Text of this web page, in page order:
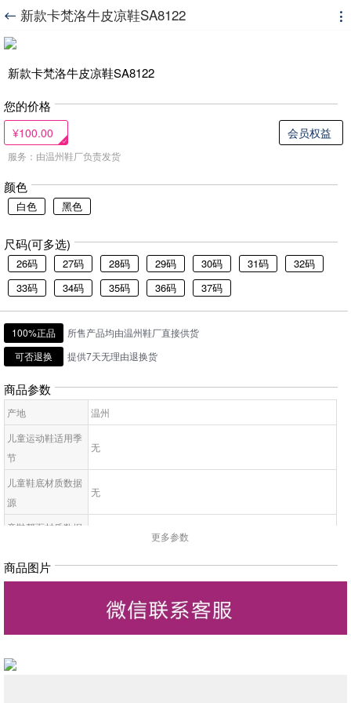
 新款卡梵洛牛皮凉鞋SA8122 
新款卡梵洛牛皮凉鞋SA8122
您的价格
¥100.00 会员权益
服务：由温州鞋厂负责发货
颜色
白色 黑色
尺码(可多选)
26码 27码 28码 29码 30码 31码
32码
33码
34码 35码 36码 37码
100%正品
所售产品均由温州鞋厂直接供货
可否退换
提供7天无理由退换货
商品参数
产地
温州
儿童运动鞋适用季
节
无
儿童鞋底材质数据
源
无
童鞋帮面材质数据
儿童配皮材质数据
无
源
童鞋闭合方式数据
更多参数
商品图片